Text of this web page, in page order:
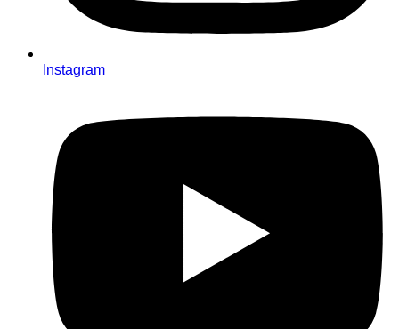
Instagram